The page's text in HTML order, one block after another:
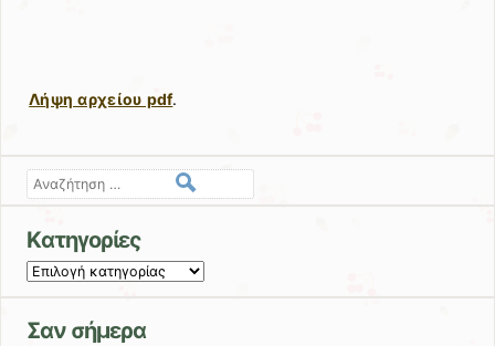
Λήψη αρχείου pdf.
Αναζήτηση
Kατηγορίες
Kατηγορίες
Σαν σήμερα